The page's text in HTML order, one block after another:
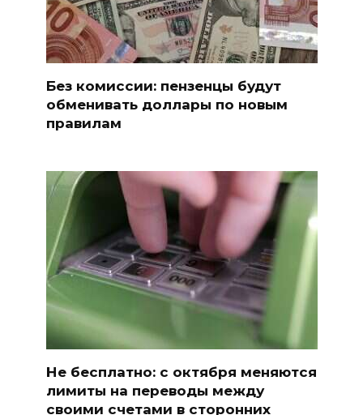
Без комиссии: пензенцы будут
обменивать доллары по новым
правилам
Не бесплатно: с октября меняются
лимиты на переводы между
своими счетами в сторонних